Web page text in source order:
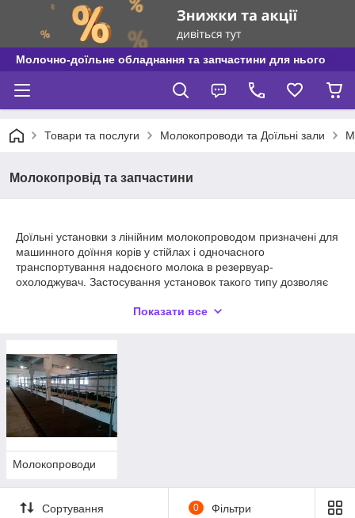
Молочно-доїльне обладнання та запчастини для нього
Товари та послуги Молокопроводи та Доїльні зали
Молокопровід та запчастини
Доїльні установки з лінійним молокопроводом призначені для
машинного доїння корів у стійлах і одночасного
транспортування надоєного молока в резервуар-
охолоджувач. Застосування установок такого типу дозволяє
продукту з повітряним середовищем. Використання
переміщення молока, за рахунок чого не знижуються його
споживчі властивості.
Показати все
Молокопроводи
Сортування 0 Фільтри